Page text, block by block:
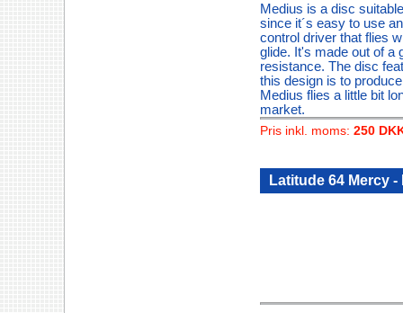
Medius is a disc
since it´s easy to use
control driver that flies
glide. It's made out of a
resistance. The disc
this design is to
Medius flies a little bit
market.
Pris inkl. moms: 250
Latitude 64 Mercy